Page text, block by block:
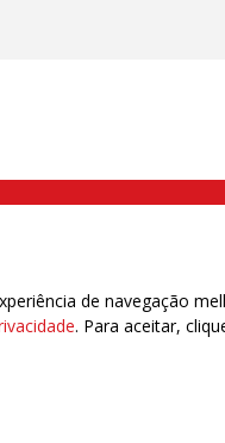
Brás, São Paulo/SP | Telefone
- Trabalhadores(as)
de navegação
. Para aceitar,